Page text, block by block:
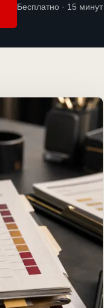
Бесплатно · 15 минут